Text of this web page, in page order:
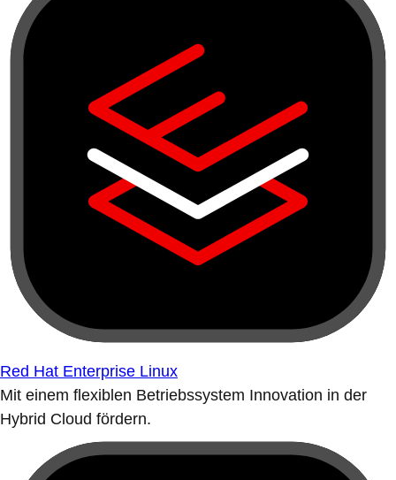
Red Hat Enterprise Linux
Mit einem flexiblen Betriebssystem Innovation in der
Hybrid Cloud fördern.